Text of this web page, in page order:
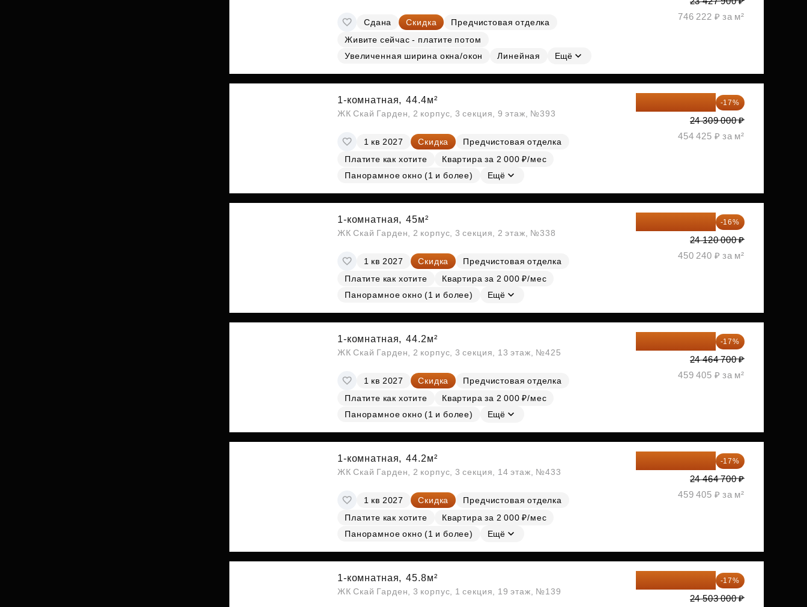
Сдана Скидка
Предчистовая отделка
Живите сейчас - платите потом
Увеличенная ширина окна/окон
Линейная Ещё
746 222 ₽ за м²
1-комнатная, 44.4м²
ЖК Скай Гарден, 2 корпус, 3 секция, 9 этаж, №393
1 кв 2027 Скидка
Предчистовая отделка
Платите как хотите
Квартира за 2 000 ₽/мес
Панорамное окно (1 и более)
Ещё
-17%
24 309 000 ₽
454 425 ₽ за м²
1-комнатная, 45м²
ЖК Скай Гарден, 2 корпус, 3 секция, 2 этаж, №338
1 кв 2027 Скидка
Предчистовая отделка
Платите как хотите
Квартира за 2 000 ₽/мес
Панорамное окно (1 и более)
Ещё
-16%
24 120 000 ₽
450 240 ₽ за м²
1-комнатная, 44.2м²
ЖК Скай Гарден, 2 корпус, 3 секция, 13 этаж, №425
1 кв 2027 Скидка
Предчистовая отделка
Платите как хотите
Квартира за 2 000 ₽/мес
Панорамное окно (1 и более)
Ещё
-17%
24 464 700 ₽
459 405 ₽ за м²
1-комнатная, 44.2м²
ЖК Скай Гарден, 2 корпус, 3 секция, 14 этаж, №433
1 кв 2027 Скидка
Предчистовая отделка
Платите как хотите
Квартира за 2 000 ₽/мес
Панорамное окно (1 и более)
Ещё
-17%
24 464 700 ₽
459 405 ₽ за м²
1-комнатная, 45.8м²
ЖК Скай Гарден, 3 корпус, 1 секция, 19 этаж, №139
-17%
24 503 000 ₽